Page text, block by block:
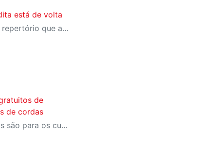
está de volta
Apresentações gratuitas com um repertório que abrange desde a forma mais tradicional desse gênero até versões populares
de
de cordas
Na unidade de Rio Claro, as vagas são para os cursos de cordas friccionadas. As inscrições já estão abertas